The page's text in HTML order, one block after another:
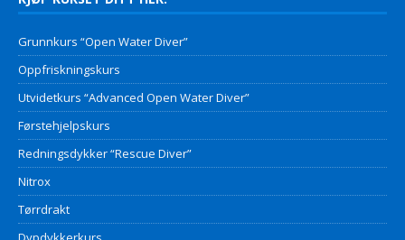
Grunnkurs “Open Water Diver”
Oppfriskningskurs
Utvidetkurs “Advanced Open Water Diver”
Førstehjelpskurs
Redningsdykker “Rescue Diver”
Nitrox
Tørrdrakt